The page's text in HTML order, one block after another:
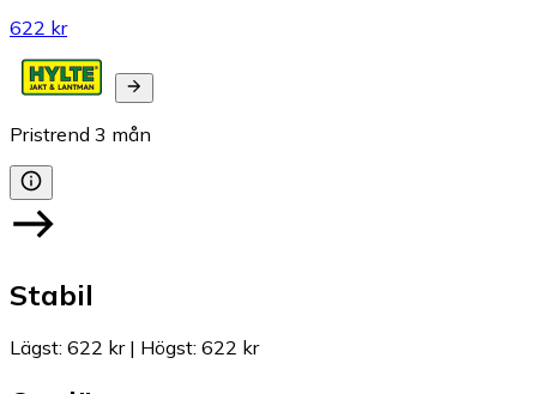
622 kr
Pristrend 3 mån
Stabil
Lägst: 622 kr| Högst: 622 kr